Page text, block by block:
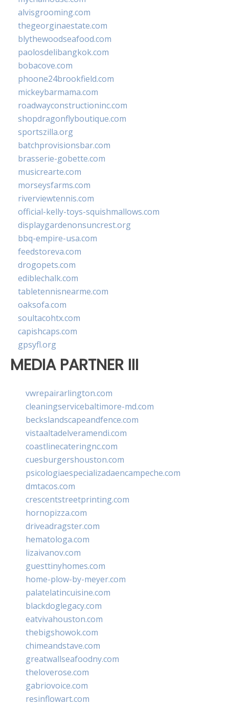
alvisgrooming.com
thegeorginaestate.com
blythewoodseafood.com
paolosdelibangkok.com
bobacove.com
phoone24brookfield.com
mickeybarmama.com
roadwayconstructioninc.com
shopdragonflyboutique.com
sportszilla.org
batchprovisionsbar.com
brasserie-gobette.com
musicrearte.com
morseysfarms.com
riverviewtennis.com
official-kelly-toys-squishmallows.com
displaygardenonsuncrest.org
bbq-empire-usa.com
feedstoreva.com
drogopets.com
ediblechalk.com
tabletennisnearme.com
oaksofa.com
soultacohtx.com
capishcaps.com
gpsyfl.org
MEDIA PARTNER III
vwrepairarlington.com
cleaningservicebaltimore-md.com
beckslandscapeandfence.com
vistaaltadelveramendi.com
coastlinecateringnc.com
cuesburgershouston.com
psicologiaespecializadaencampeche.com
dmtacos.com
crescentstreetprinting.com
hornopizza.com
driveadragster.com
hematologa.com
lizaivanov.com
guesttinyhomes.com
home-plow-by-meyer.com
palatelatincuisine.com
blackdoglegacy.com
eatvivahouston.com
thebigshowok.com
chimeandstave.com
greatwallseafoodny.com
theloverose.com
gabriovoice.com
resinflowart.com